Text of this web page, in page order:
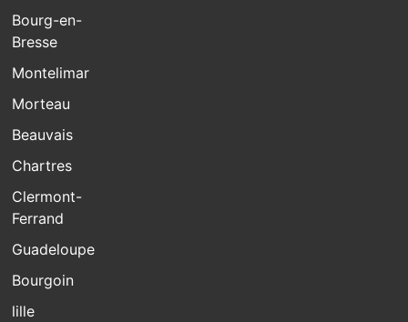
Bourg-en-
Bresse
Montelimar
Morteau
Beauvais
Chartres
Clermont-
Ferrand
Guadeloupe
Bourgoin
lille